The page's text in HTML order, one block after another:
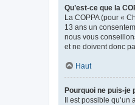
Qu’est-ce que la
La COPPA (pour «
13 ans un
nous vous
et ne doivent donc
Haut
Pourquoi ne puis-je
Il est possible